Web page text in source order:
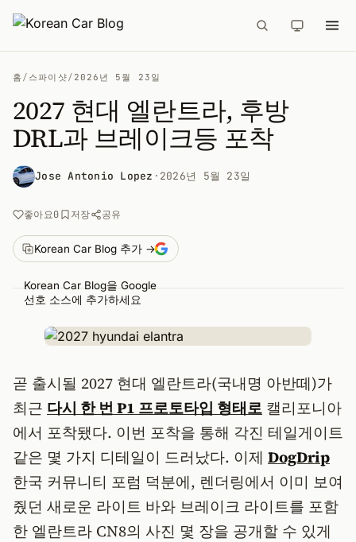
홈 / 스파이샷/ 2026년 5월 23일
2027 현대 엘란트라, 후방
DRL과 브레이크등 포착
Jose Antonio Lopez · 2026년 5월 23일
좋아요0 저장 공유
Korean Car Blog 추가 →
Korean Car Blog을 Google
선호 소스에 추가하세요
곧 출시될 2027 현대 엘란트라(국내명 아반떼)가
최근 다시 한 번 P1 프로토타입 형태로 캘리포니아
에서 포착됐다. 이번 포착을 통해 각진 테일게이트
같은 몇 가지 디테일이 드러났다. 이제 DogDrip
한국 커뮤니티 포럼 덕분에, 렌더링에서 이미 보여
줬던 새로운 라이트 바와 브레이크 라이트를 포함
한 엘란트라 CN8의 사진 몇 장을 공개할 수 있게